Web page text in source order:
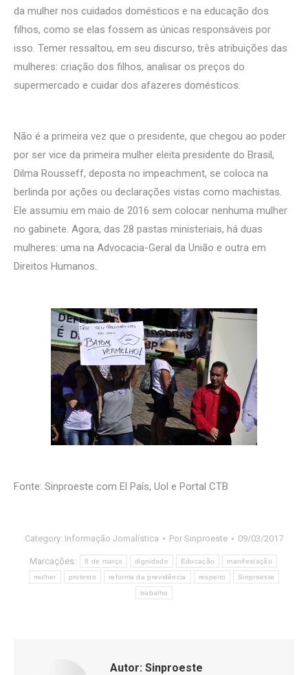
da mulher nos cuidados domésticos e na educação dos
filhos, como se elas fossem as únicas responsáveis por
isso. Temer ressaltou, em seu discurso, três atribuições das
mulheres: criação dos filhos, analisar os preços do
supermercado e cuidar dos afazeres domésticos.
Não é a primeira vez que o presidente, que chegou ao poder
por ser vice da primeira mulher eleita presidente do Brasil,
Dilma Rousseff, deposta no impeachment, se coloca na
berlinda por ações ou declarações vistas como machistas.
Ele assumiu em maio de 2016 sem colocar nenhuma mulher
no gabinete. Agora, das 28 pastas ministeriais, há duas
mulheres: uma na Advocacia-Geral da União e outra em
Direitos Humanos.
Fonte: Sinproeste com El País, Uol e Portal CTB
Category: Informação Jornalística Por Sinproeste 09/03/2017
Marcações: 8 de março dignidade Educação manifestação
mulher protesto reforma da previdência respeito Sinproeste
trabalho
Autor: Sinproeste